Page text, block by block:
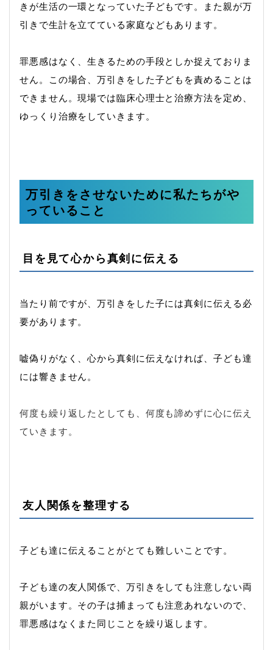
きが生活の一環となっていた子どもです。また親が万
引きで生計を立てている家庭などもあります。
罪悪感はなく、生きるための手段としか捉えておりま
せん。この場合、万引きをした子どもを責めることは
できません。現場では臨床心理士と治療方法を定め、
ゆっくり治療をしていきます。
万引きをさせないために私たちがや
っていること
目を見て心から真剣に伝える
当たり前ですが、万引きをした子には真剣に伝える必
要があります。
嘘偽りがなく、心から真剣に伝えなければ、子ども達
には響きません。
何度も繰り返したとしても、何度も諦めずに心に伝え
ていきます。
友人関係を整理する
子ども達に伝えることがとても難しいことです。
子ども達の友人関係で、万引きをしても注意しない両
親がいます。その子は捕まっても注意あれないので、
罪悪感はなくまた同じことを繰り返します。